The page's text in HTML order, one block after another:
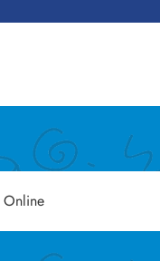
Online